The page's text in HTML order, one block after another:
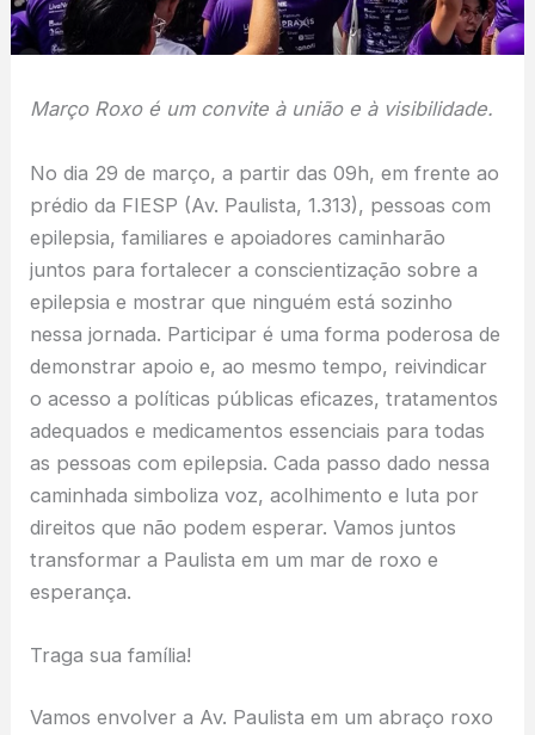
Março Roxoé um convite à união e à visibilidade.
No dia 29 de março, a partir das 09h, em frente ao
prédio da FIESP (Av. Paulista, 1.313), pessoas com
epilepsia, familiares e apoiadores caminharão
juntos para fortalecer a conscientização sobre a
epilepsia e mostrar que ninguém está sozinho
nessa jornada. Participar é uma forma poderosa de
demonstrar apoio e, ao mesmo tempo, reivindicar
o acesso a políticas públicas eficazes, tratamentos
adequados e medicamentos essenciais para todas
as pessoas com epilepsia. Cada passo dado nessa
caminhada simboliza voz, acolhimento e luta por
direitos que não podem esperar. Vamos juntos
transformar a Paulista em um mar de roxo e
esperança.
Traga sua família!
Vamos envolver a Av. Paulista em um abraço roxo